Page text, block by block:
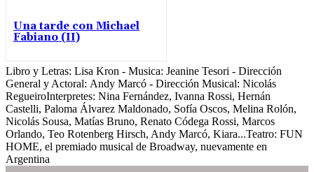
Una tarde con Michael
Fabiano (II)
Libro y Letras: Lisa Kron - Musica: Jeanine Tesori - Dirección
General y Actoral: Andy Marcó - Dirección Musical: Nicolás
RegueiroInterpretes: Nina Fernández, Ivanna Rossi, Hernán
Castelli, Paloma Álvarez Maldonado, Sofía Oscos, Melina Rolón,
Nicolás Sousa, Matías Bruno, Renato Códega Rossi, Marcos
Orlando, Teo Rotenberg Hirsch, Andy Marcó, Kiara...Teatro: FUN
HOME, el premiado musical de Broadway, nuevamente en
Argentina